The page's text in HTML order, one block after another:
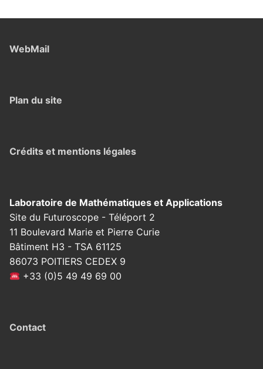
WebMail
Plan du site
Crédits et mentions légales
Laboratoire de Mathématiques et Applications
Site du Futuroscope - Téléport 2
11 Boulevard Marie et Pierre Curie
Bâtiment H3 - TSA 61125
86073 POITIERS CEDEX 9
+33 (0)5 49 49 69 00
Contact